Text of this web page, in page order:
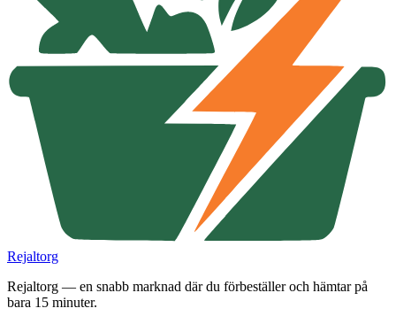
Rejaltorg
Rejaltorg — en snabb marknad där du förbeställer och hämtar på
bara 15 minuter.